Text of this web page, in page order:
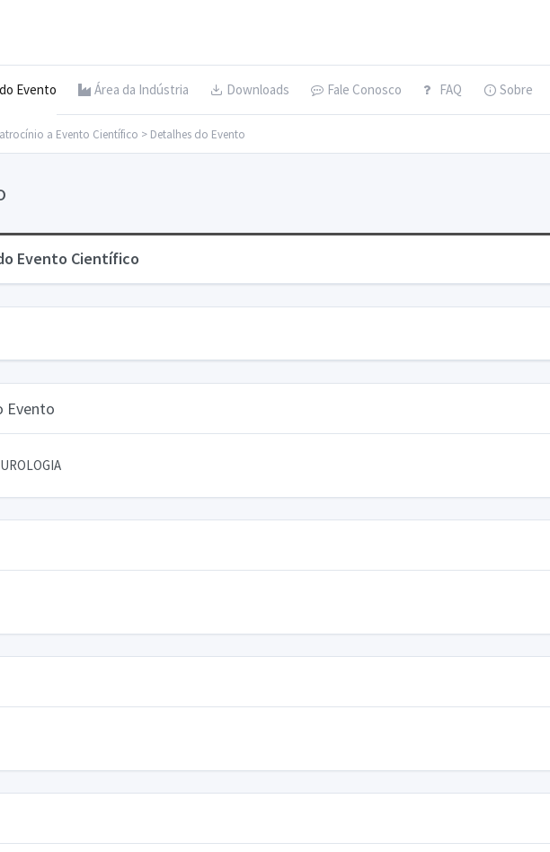
Evento Área da Indústria Downloads Fale Conosco FAQ Sobre
a Evento Científico > Detalhes do Evento
Evento Científico
Evento